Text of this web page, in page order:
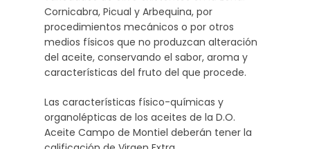
Cornicabra, Picual y Arbequina, por
procedimientos mecánicos o por otros
medios físicos que no produzcan alteración
del aceite, conservando el sabor, aroma y
características del fruto del que procede.
Las características físico-químicas y
organolépticas de los aceites de la D.O.
Aceite Campo de Montiel deberán tener la